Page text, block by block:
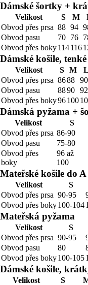
Dámské šortky +
Velikost S M
Obvod přes prsa 88 94
Obvod pasu
70 76
Obvod přes boky114116
Dámské košile,
Velikost S M L
Obvod přes prsa 8688 90
Obvod pasu
8890 92
Obvod přes boky96100
Dámská pyžama +
Velikost S
Obvod přes prsa 86-90
Obvod pasu
75-80
Obvod přes
boky
96 až
100
Mateřské košile do A
Velikost S
Obvod přes prsa 90-95
Obvod přes boky100-104
Mateřská pyžama
Velikost S
Obvod přes prsa 90-95
Obvod pasu
80
Obvod přes boky100-105
Dámské košile,
Velikost S